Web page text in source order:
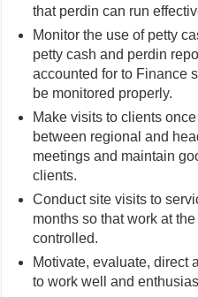
that perdin can run
Monitor the use of petty
petty cash and perdin
accounted for to Finance
be monitored properly.
Make visits to clients
between regional and
meetings and maintain
clients.
Conduct site visits to
months so that work at
controlled.
Motivate, evaluate, direct
to work well and